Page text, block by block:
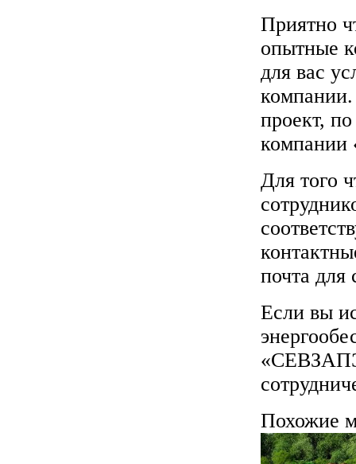
Приятно
опытные
для вас
компании.
проект,
Для того
почта для
Если вы
Похожие